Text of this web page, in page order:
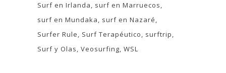
Surf en Irlanda
surf en Marruecos
surf en Mundaka
surf en Nazaré
Surfer Rule
Surf Terapéutico
surftrip
Surf y Olas Veosurfing WSL